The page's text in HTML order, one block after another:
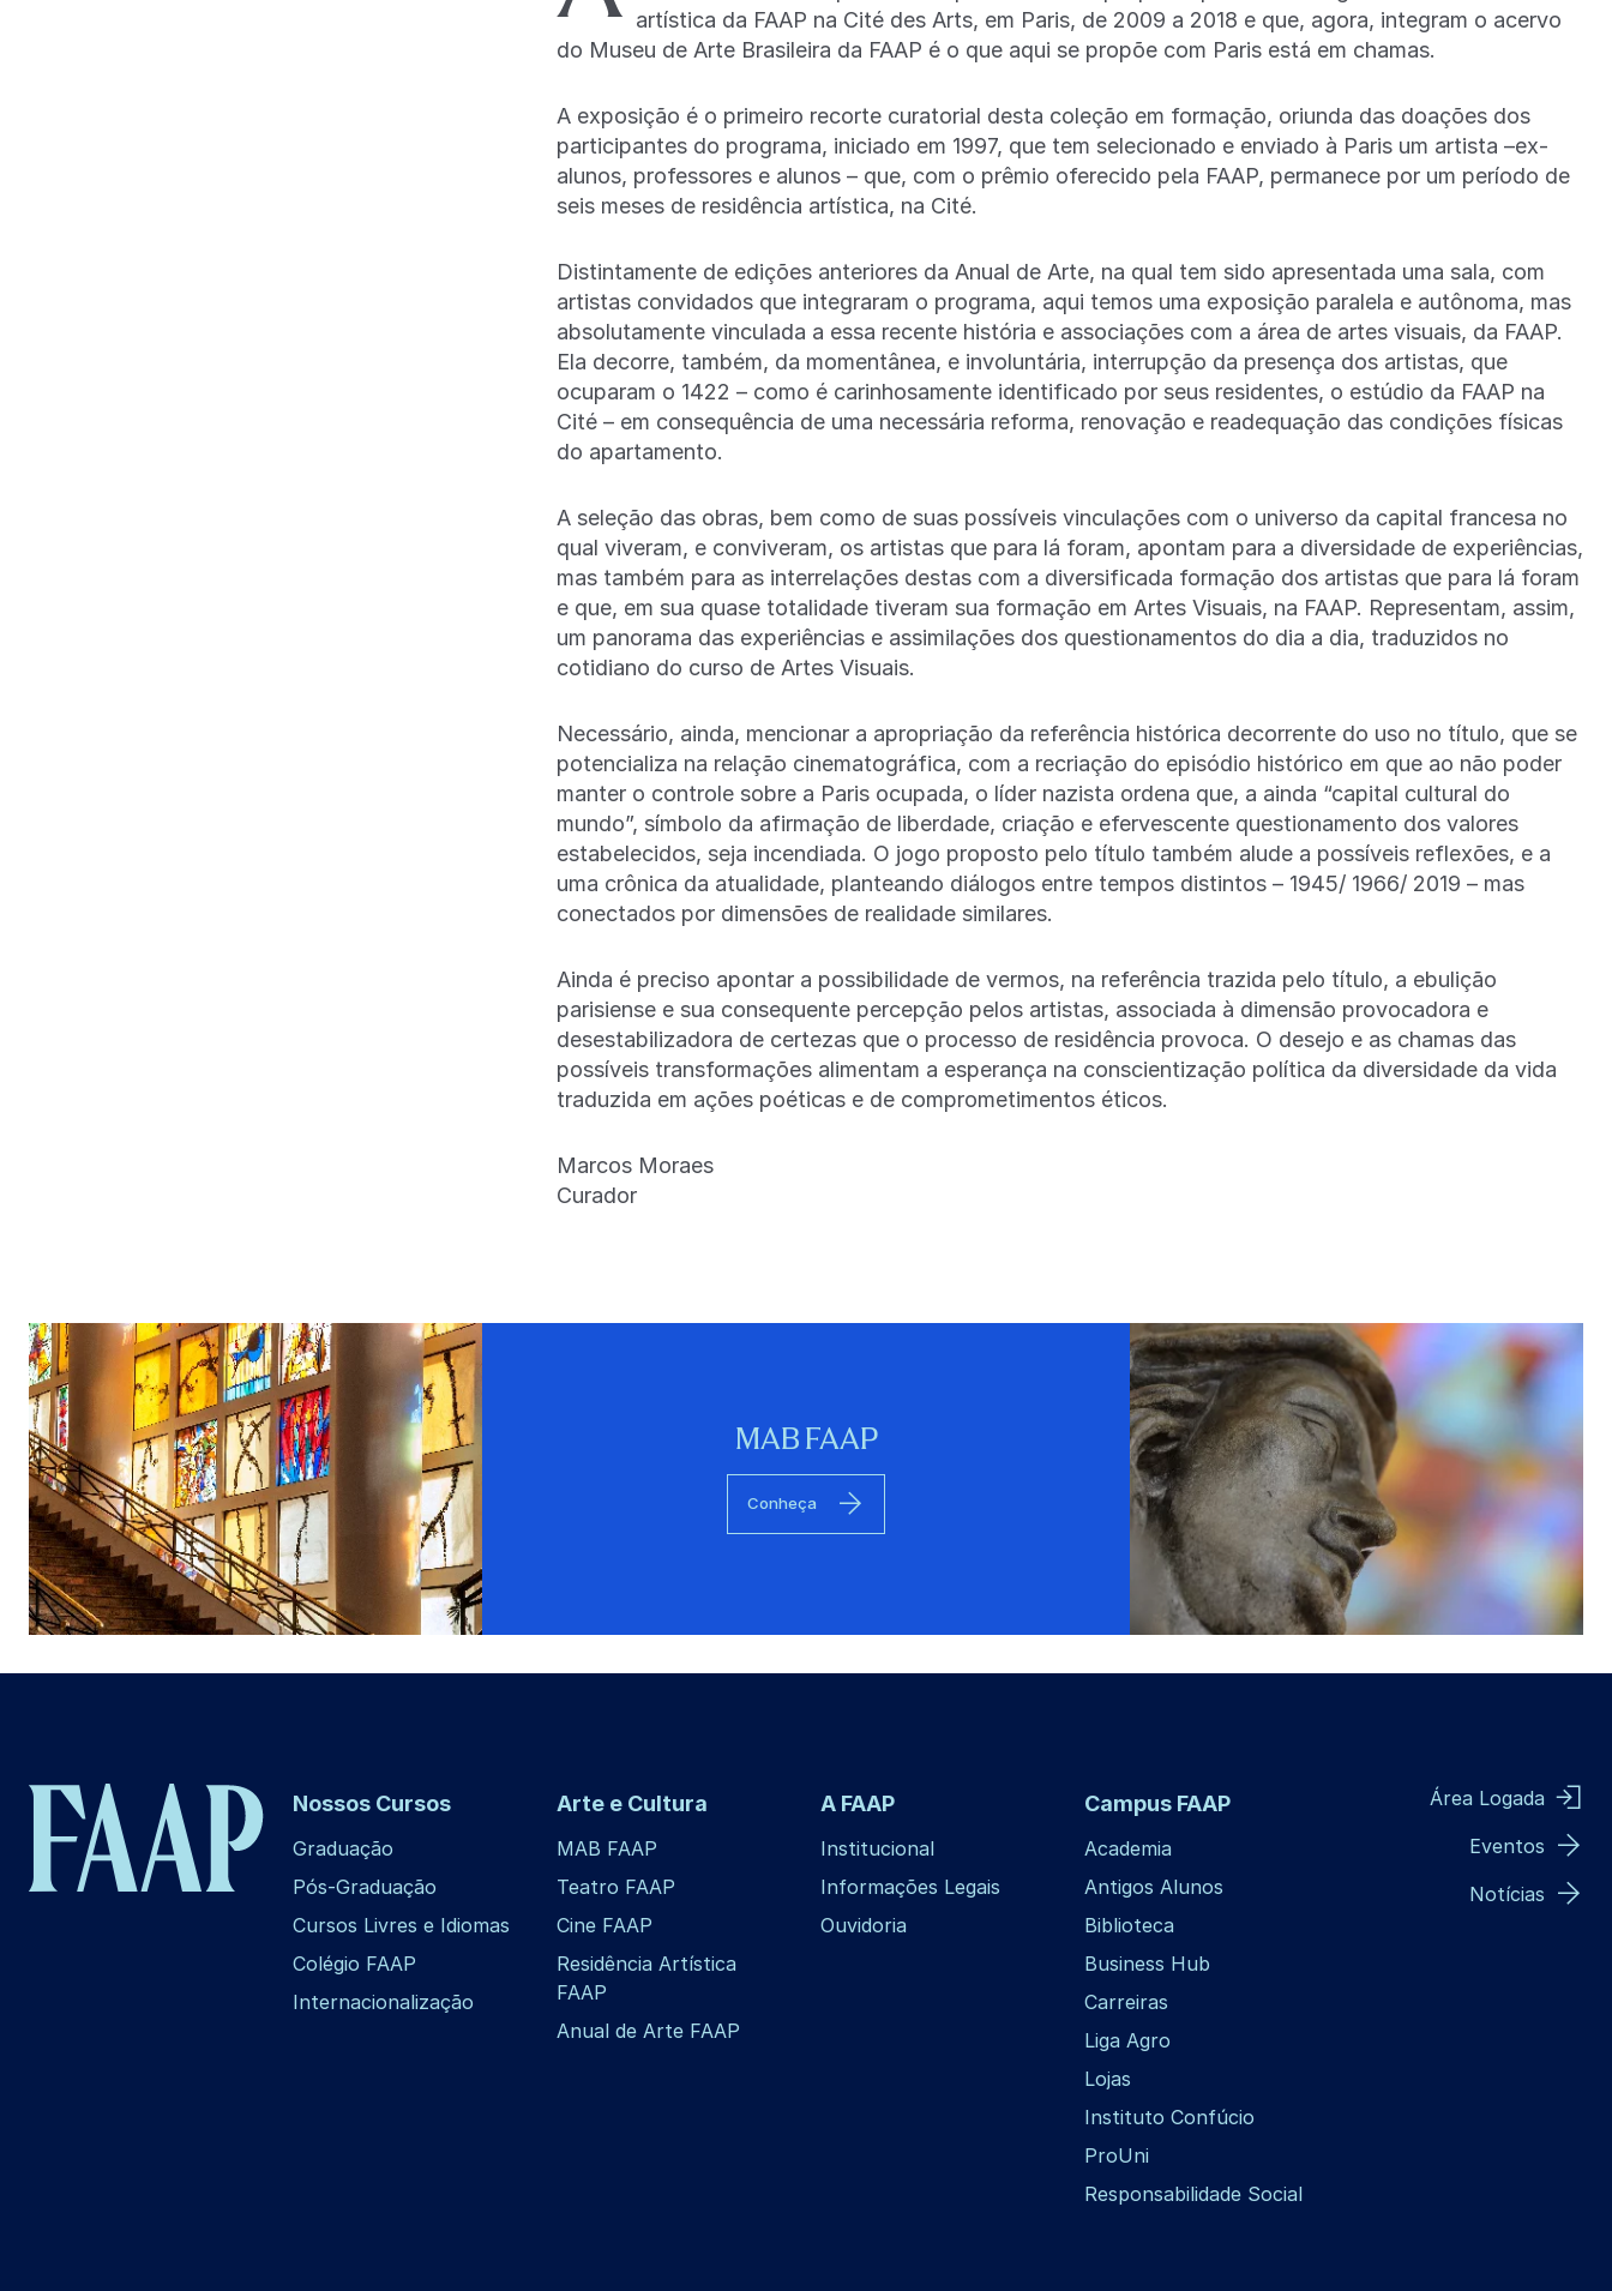
artística da FAAP na Cité des Arts, em Paris, de 2009 a 2018 e que, agora, integram o acervo
do Museu de Arte Brasileira da FAAP é o que aqui se propõe com Paris está em chamas.
A exposição é o primeiro recorte curatorial desta coleção em formação, oriunda das doações dos
participantes do programa, iniciado em 1997, que tem selecionado e enviado à Paris um artista –ex-
alunos, professores e alunos – que, com o prêmio oferecido pela FAAP, permanece por um período de
seis meses de residência artística, na Cité.
Distintamente de edições anteriores da Anual de Arte, na qual tem sido apresentada uma sala, com
artistas convidados que integraram o programa, aqui temos uma exposição paralela e autônoma, mas
absolutamente vinculada a essa recente história e associações com a área de artes visuais, da FAAP.
Ela decorre, também, da momentânea, e involuntária, interrupção da presença dos artistas, que
ocuparam o 1422 – como é carinhosamente identificado por seus residentes, o estúdio da FAAP na
Cité – em consequência de uma necessária reforma, renovação e readequação das condições físicas
do apartamento.
A seleção das obras, bem como de suas possíveis vinculações com o universo da capital francesa no
qual viveram, e conviveram, os artistas que para lá foram, apontam para a diversidade de experiências,
mas também para as interrelações destas com a diversificada formação dos artistas que para lá foram
e que, em sua quase totalidade tiveram sua formação em Artes Visuais, na FAAP. Representam, assim,
um panorama das experiências e assimilações dos questionamentos do dia a dia, traduzidos no
cotidiano do curso de Artes Visuais.
Necessário, ainda, mencionar a apropriação da referência histórica decorrente do uso no título, que se
potencializa na relação cinematográfica, com a recriação do episódio histórico em que ao não poder
manter o controle sobre a Paris ocupada, o líder nazista ordena que, a ainda “capital cultural do
mundo”, símbolo da afirmação de liberdade, criação e efervescente questionamento dos valores
estabelecidos, seja incendiada. O jogo proposto pelo título também alude a possíveis reflexões, e a
uma crônica da atualidade, planteando diálogos entre tempos distintos – 1945/ 1966/ 2019 – mas
conectados por dimensões de realidade similares.
Ainda é preciso apontar a possibilidade de vermos, na referência trazida pelo título, a ebulição
parisiense e sua consequente percepção pelos artistas, associada à dimensão provocadora e
desestabilizadora de certezas que o processo de residência provoca. O desejo e as chamas das
possíveis transformações alimentam a esperança na conscientização política da diversidade da vida
traduzida em ações poéticas e de comprometimentos éticos.
Marcos Moraes
Curador
MAB FAAP
Conheça
Nossos Cursos
Graduação
Pós-Graduação
Cursos Livres e Idiomas
Colégio FAAP
Internacionalização
Arte e Cultura
MAB FAAP
Teatro FAAP
Cine FAAP
Residência Artística
FAAP
Anual de Arte FAAP
A FAAP
Institucional
Informações Legais
Ouvidoria
Campus FAAP
Academia
Antigos Alunos
Biblioteca
Business Hub
Carreiras
Liga Agro
Lojas
Instituto Confúcio
ProUni
Responsabilidade Social
Área Logada
Eventos
Notícias